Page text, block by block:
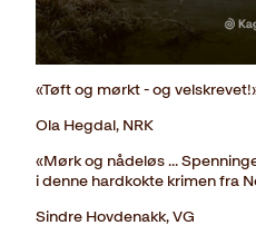
«Tøft og mørkt - og
Ola Hegdal, NRK
«Mørk og nådeløs ...
i denne hardkokte krimen fra
Sindre Hovdenakk, VG